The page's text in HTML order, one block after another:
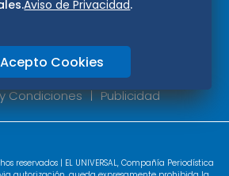
Oaxaca
privacidad
Directorio
Condiciones
Publicidad
reservados | EL UNIVERSAL, Compañía Periodística
Aviso de Privacidad.
Acepto Cookies